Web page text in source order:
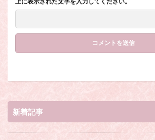
新着記事